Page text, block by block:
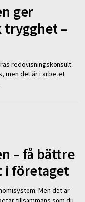
ger
trygghet –
redovisningskonsult
men det är i arbetet
– få bättre
i företaget
Men det är
tillsammans som du